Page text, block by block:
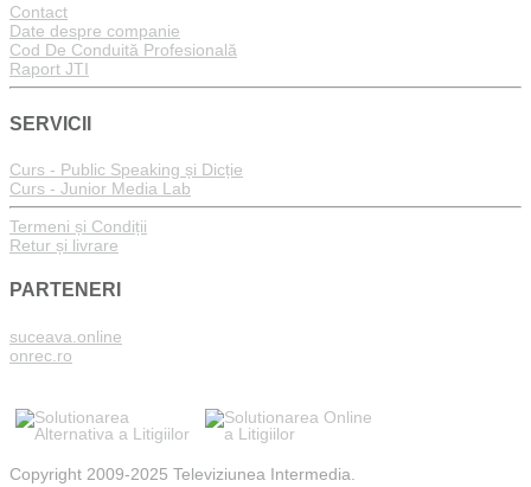
Contact
Date despre companie
Cod De Conduită Profesională
Raport JTI
SERVICII
Curs - Public Speaking și Dicție
Curs - Junior Media Lab
Termeni și Condiții
Retur și livrare
PARTENERI
suceava.online
onrec.ro
Copyright 2009-2025 Televiziunea Intermedia.